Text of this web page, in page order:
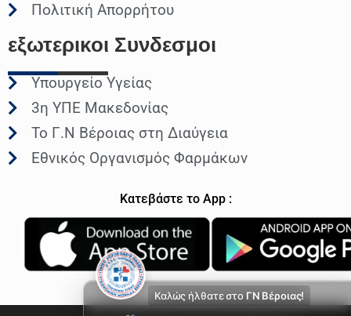
Πολιτική Απορρήτου
εξωτερικοι Συνδεσμοι
Υπουργείο Υγείας
3η ΥΠΕ Μακεδονίας
Το Γ.Ν Βέροιας στη Διαύγεια
Εθνικός Οργανισμός Φαρμάκων
Κατεβάστε το App :
Καλώς ήλθατε στο ΓΝ Βέροιας!